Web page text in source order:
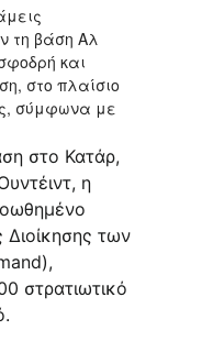
τη βάση Αλ
και
στο πλαίσιο
σύμφωνα με
στο Κατάρ,
η
Διοίκησης των
στρατιωτικό